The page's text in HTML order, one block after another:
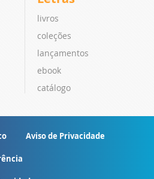
livros
coleções
lançamentos
ebook
catálogo
Aviso de Privacidade